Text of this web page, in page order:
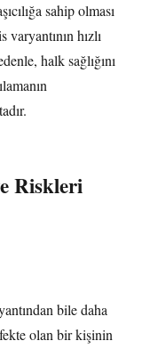
sahip olması
hızlı
halk sağlığını
Riskleri
bile daha
olan bir kişinin